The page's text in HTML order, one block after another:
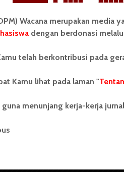
pers mahasiswa
mahasiswa
Utara (USU).
Mahasiswa
SUARA
1 Juli 1995.
Info
Wacana merupakan media
dengan berdonasi
telah berkontribusi pada
Kamu lihat pada laman "
menunjang kerja-kerja